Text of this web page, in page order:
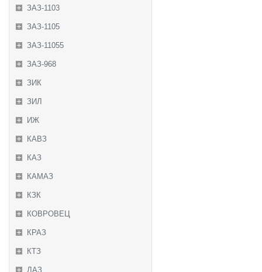
ЗАЗ-1103
ЗАЗ-1105
ЗАЗ-11055
ЗАЗ-968
ЗИК
ЗИЛ
ИЖ
КАВЗ
КАЗ
КАМАЗ
КЗК
КОВРОВЕЦ
КРАЗ
КТЗ
ЛАЗ